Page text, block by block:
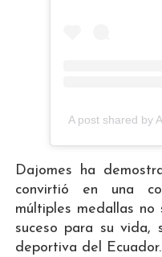
A post shared by
Dajomes ha
convirtió en una
múltiples medallas
suceso para su vida,
deportiva del Ecuador.